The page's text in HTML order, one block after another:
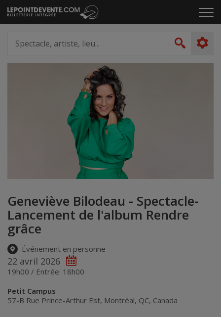
Passer
au
le
artiste,
lieu...
Geneviève Bilodeau - Spectacle-
Lancement de l'album Rendre
grâce
Événement en personne
22 avril 2026
19h00 / Entrée: 18h00
Petit Campus
57-B Rue Prince-Arthur Est, Montréal, QC, Canada